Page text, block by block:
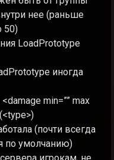
нее (раньше
50)
LoadPrototype
иногда
min=”” max
(почти всегда
по умолчанию)